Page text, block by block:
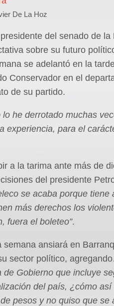
De La Hoz
del senado de
sobre su futuro
se adelantó en la
Conservador en el
de su partido.
lo he derrotado muchas
experiencia, para el
a la tarima ante más de
del presidente
se acaba porque tiene
más derechos los
fuera el boleteo”.
ansiará en
sector político,
Gobierno que incluye
del país, ¿cómo
pesos y no quiso que se